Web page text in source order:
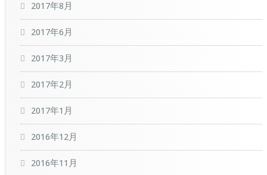
2017年8月
2017年6月
2017年3月
2017年2月
2017年1月
2016年12月
2016年11月